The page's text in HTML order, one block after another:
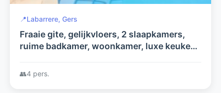
📍Labarrere, Gers
Fraaie gite, gelijkvloers, 2 slaapkamers,
ruime badkamer, woonkamer, luxe keuken
x 5 m en parktuin.
👥4 pers.